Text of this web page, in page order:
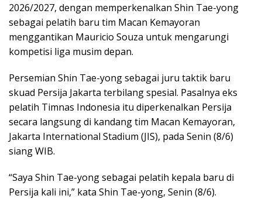
2026/2027, dengan memperkenalkan Shin Tae-yong
sebagai pelatih baru tim Macan Kemayoran
menggantikan Mauricio Souza untuk mengarungi
kompetisi liga musim depan.
Persemian Shin Tae-yong sebagai juru taktik baru
skuad Persija Jakarta terbilang spesial. Pasalnya eks
pelatih Timnas Indonesia itu diperkenalkan Persija
secara langsung di kandang tim Macan Kemayoran,
Jakarta International Stadium (JIS), pada Senin (8/6)
siang WIB.
“Saya Shin Tae-yong sebagai pelatih kepala baru di
Persija kali ini,” kata Shin Tae-yong, Senin (8/6).